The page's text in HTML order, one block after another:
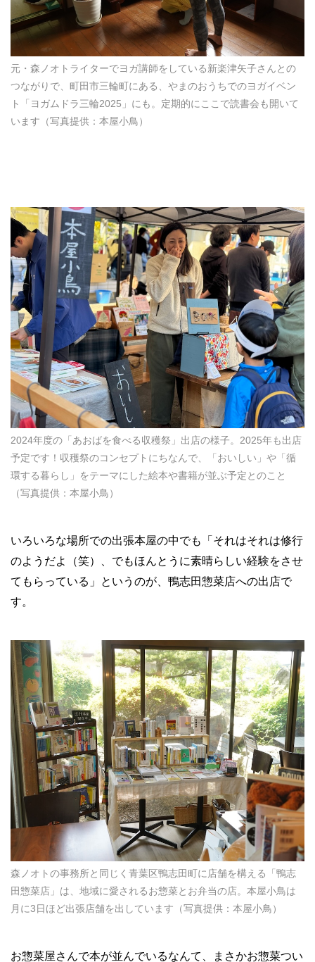
元・森ノオトライターでヨガ講師をしている新楽津矢子さんとの
つながりで、町田市三輪町にある、やまのおうちでのヨガイベン
ト「ヨガムドラ三輪2025」にも。定期的にここで読書会も開いて
います（写真提供：本屋小鳥）
2024年度の「あおばを食べる収穫祭」出店の様子。2025年も出店
予定です！収穫祭のコンセプトにちなんで、「おいしい」や「循
環する暮らし」をテーマにした絵本や書籍が並ぶ予定とのこと
（写真提供：本屋小鳥）
いろいろな場所での出張本屋の中でも「それはそれは修行
のようだよ（笑）、でもほんとうに素晴らしい経験をさせ
てもらっている」というのが、鴨志田惣菜店への出店で
す。
森ノオトの事務所と同じく青葉区鴨志田町に店舗を構える「鴨志
田惣菜店」は、地域に愛されるお惣菜とお弁当の店。本屋小鳥は
月に3日ほど出張店舗を出しています（写真提供：本屋小鳥）
お惣菜屋さんで本が並んでいるなんて、まさかお惣菜つい